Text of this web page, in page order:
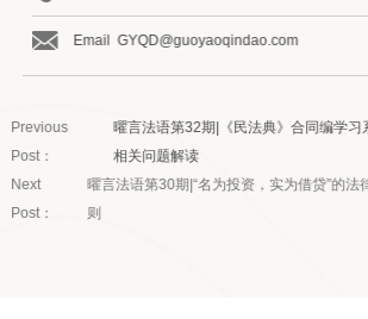
Email GYQD@guoyaoqindao.com
Previous
Post：
曜言法语第32期|《民法典》合同编学
相关问题解读
Next
Post：
曜言法语第30期|“名为投资，实为借贷”的
则